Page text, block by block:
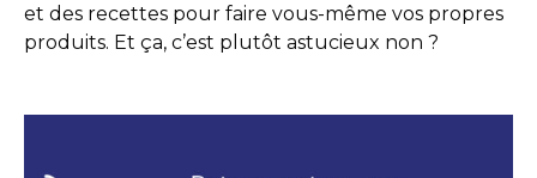
et des recettes pour faire vous-même vos propres
produits. Et ça, c’est plutôt astucieux non ?